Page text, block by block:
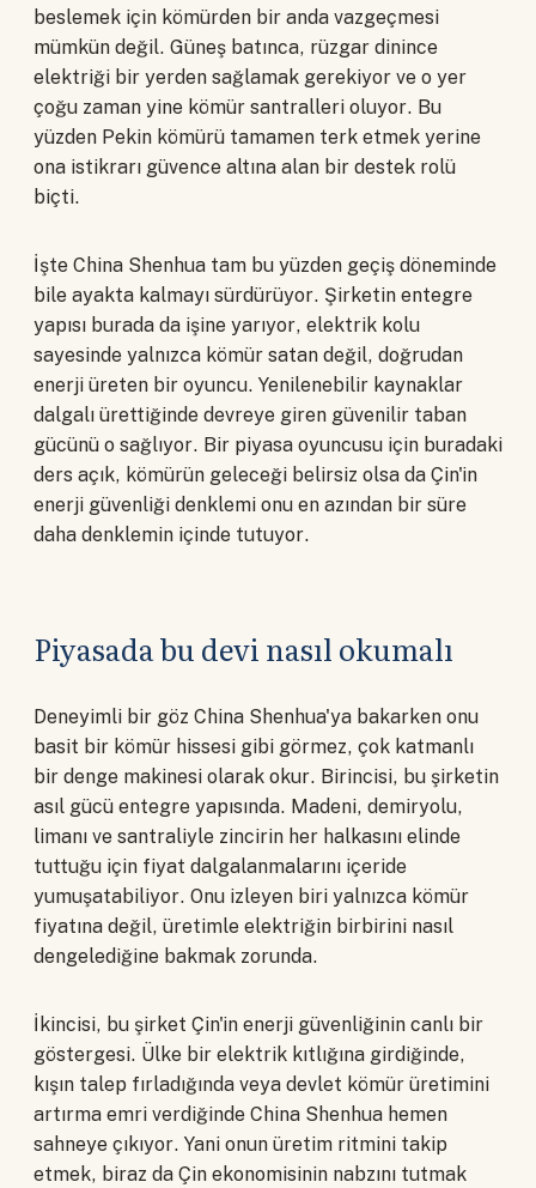
beslemek için kömürden bir anda vazgeçmesi
mümkün değil. Güneş batınca, rüzgar dinince
elektriği bir yerden sağlamak gerekiyor ve o yer
çoğu zaman yine kömür santralleri oluyor. Bu
yüzden Pekin kömürü tamamen terk etmek yerine
ona istikrarı güvence altına alan bir destek rolü
biçti.
İşte China Shenhua tam bu yüzden geçiş döneminde
bile ayakta kalmayı sürdürüyor. Şirketin entegre
yapısı burada da işine yarıyor, elektrik kolu
sayesinde yalnızca kömür satan değil, doğrudan
enerji üreten bir oyuncu. Yenilenebilir kaynaklar
dalgalı ürettiğinde devreye giren güvenilir taban
gücünü o sağlıyor. Bir piyasa oyuncusu için buradaki
ders açık, kömürün geleceği belirsiz olsa da Çin'in
enerji güvenliği denklemi onu en azından bir süre
daha denklemin içinde tutuyor.
Piyasada bu devi nasıl okumalı
Deneyimli bir göz China Shenhua'ya bakarken onu
basit bir kömür hissesi gibi görmez, çok katmanlı
bir denge makinesi olarak okur. Birincisi, bu şirketin
asıl gücü entegre yapısında. Madeni, demiryolu,
limanı ve santraliyle zincirin her halkasını elinde
tuttuğu için fiyat dalgalanmalarını içeride
yumuşatabiliyor. Onu izleyen biri yalnızca kömür
fiyatına değil, üretimle elektriğin birbirini nasıl
dengelediğine bakmak zorunda.
İkincisi, bu şirket Çin'in enerji güvenliğinin canlı bir
göstergesi. Ülke bir elektrik kıtlığına girdiğinde,
kışın talep fırladığında veya devlet kömür üretimini
artırma emri verdiğinde China Shenhua hemen
sahneye çıkıyor. Yani onun üretim ritmini takip
etmek, biraz da Çin ekonomisinin nabzını tutmak